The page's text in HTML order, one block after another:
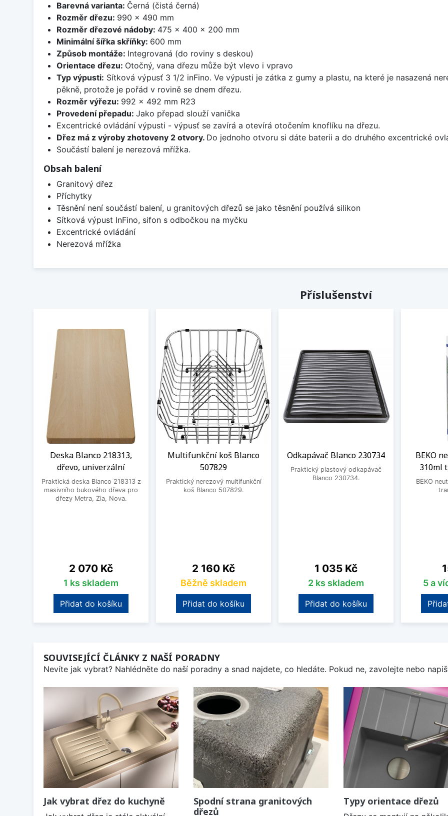
Barevná varianta: Černá (čistá černá)
Rozměr dřezu: 990 x 490 mm
Rozměr dřezové nádoby: 475 x 400 x 200 mm
Minimální šířka skříňky: 600 mm
Způsob montáže: Integrovaná (do roviny s deskou)
Orientace dřezu: Otočný, vana dřezu může být vlevo i vpravo
Typ výpusti: Sítková výpusť 3 1/2 inFino. Ve výpusti je zátka z gumy a plastu, na které je nasazená
pěkně, protože je pořád v rovině se dnem dřezu.
Rozměr výřezu: 992 x 492 mm R23
Provedení přepadu: Jako přepad slouží vanička
Excentrické ovládání výpusti - výpusť se zavírá a otevírá otočením knoflíku na dřezu.
Dřez má z výroby zhotoveny 2 otvory. Do jednoho otvoru si dáte baterii a do druhého excentrické
Součástí balení je nerezová mřížka.
Obsah balení
Granitový dřez
Příchytky
Těsnění není součástí balení, u granitových dřezů se jako těsnění používá silikon
Sítková výpust InFino, sifon s odbočkou na myčku
Excentrické ovládání
Nerezová mřížka
Příslušenství
Deska Blanco 218313,
dřevo, univerzální
Praktická deska Blanco 218313 z
masivního bukového dřeva pro
dřezy Metra, Zia, Nova.
Cena
2 070 Kč
1 ks skladem
Přidat do košíku
Multifunkční koš Blanco
507829
Praktický nerezový multifunkční
koš Blanco 507829.
Cena
2 160 Kč
Běžně skladem
Přidat do košíku
Odkapávač Blanco 230734
Praktický plastový odkapávač
Blanco 230734.
Cena
1 035 Kč
2 ks skladem
Přidat do košíku
BEKO
310ml
BEKO
5 a
SOUVISEJÍCÍ ČLÁNKY Z NAŠÍ PORADNY
Nevíte jak vybrat? Nahlédněte do naší poradny a snad najdete, co hledáte. Pokud ne, zavolejte nebo
Jak vybrat dřez do kuchyně
Spodní strana granitových
dřezů
Typy orientace dřezů